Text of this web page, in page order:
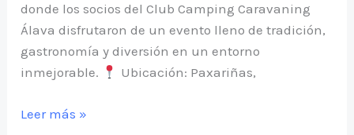
donde los socios del Club Camping Caravaning
Álava disfrutaron de un evento lleno de tradición,
gastronomía y diversión en un entorno
inmejorable.
Ubicación: Paxariñas,
Acampada
Leer más »